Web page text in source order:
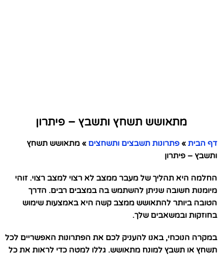
מתאושש תשחץ ותשבץ – פיתרון
דף הבית » פתרונות תשבצים ותשחצים » מתאושש תשחץ
ותשבץ – פיתרון
החלמה היא תהליך של מעבר ממצב לא רצוי למצב רצוי. זוהי
מיומנות חשובה שניתן להשתמש בה במצבים רבים. הדרך
הטובה ביותר להתאושש ממצב קשה היא באמצעות שימוש
בחוזקות ובמשאבים שלך.
במקרה הנוכחי, באנו להעניק לכם את הפתרונות האפשריים לכל
תשחץ או תשבץ למונח מתאושש. גללו למטה כדי לראות את כל